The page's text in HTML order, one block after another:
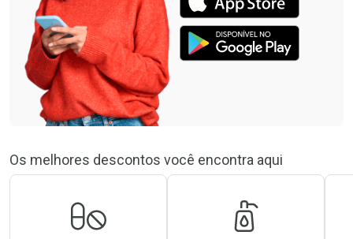
Os melhores descontos você encontra aqui